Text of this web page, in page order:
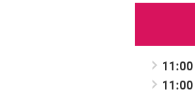
11:00
11:00